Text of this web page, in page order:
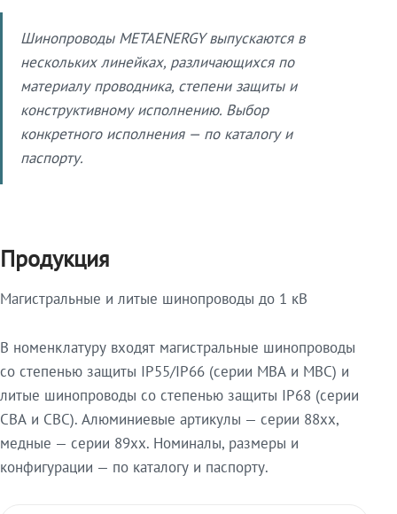
Шинопроводы METAENERGY выпускаются в
нескольких линейках, различающихся по
материалу проводника, степени защиты и
конструктивному исполнению. Выбор
конкретного исполнения — по каталогу и
паспорту.
Продукция
Магистральные и литые шинопроводы до 1 кВ
В номенклатуру входят магистральные шинопроводы
со степенью защиты IP55/IP66 (серии МВА и МВС) и
литые шинопроводы со степенью защиты IP68 (серии
СВА и СВС). Алюминиевые артикулы — серии 88xx,
медные — серии 89xx. Номиналы, размеры и
конфигурации — по каталогу и паспорту.